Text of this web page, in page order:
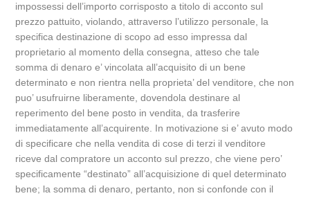
impossessi dell’importo corrisposto a titolo di acconto sul
prezzo pattuito, violando, attraverso l’utilizzo personale, la
specifica destinazione di scopo ad esso impressa dal
proprietario al momento della consegna, atteso che tale
somma di denaro e’ vincolata all’acquisito di un bene
determinato e non rientra nella proprieta’ del venditore, che non
puo’ usufruirne liberamente, dovendola destinare al
reperimento del bene posto in vendita, da trasferire
immediatamente all’acquirente. In motivazione si e’ avuto modo
di specificare che nella vendita di cose di terzi il venditore
riceve dal compratore un acconto sul prezzo, che viene pero’
specificamente “destinato” all’acquisizione di quel determinato
bene; la somma di denaro, pertanto, non si confonde con il